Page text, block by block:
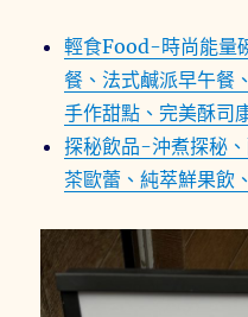
輕食Food-時尚能量
餐、法式鹹派早午餐
手作甜點、完美酥司
探秘飲品-沖煮探秘
茶歐蕾、純萃鮮果飲